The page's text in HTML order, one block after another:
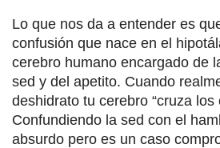
Lo que nos da a entender es
confusión que nace en el
cerebro humano encargado de
sed y del apetito. Cuando
deshidrato tu cerebro “cruza los
Confundiendo la sed con el
absurdo pero es un caso